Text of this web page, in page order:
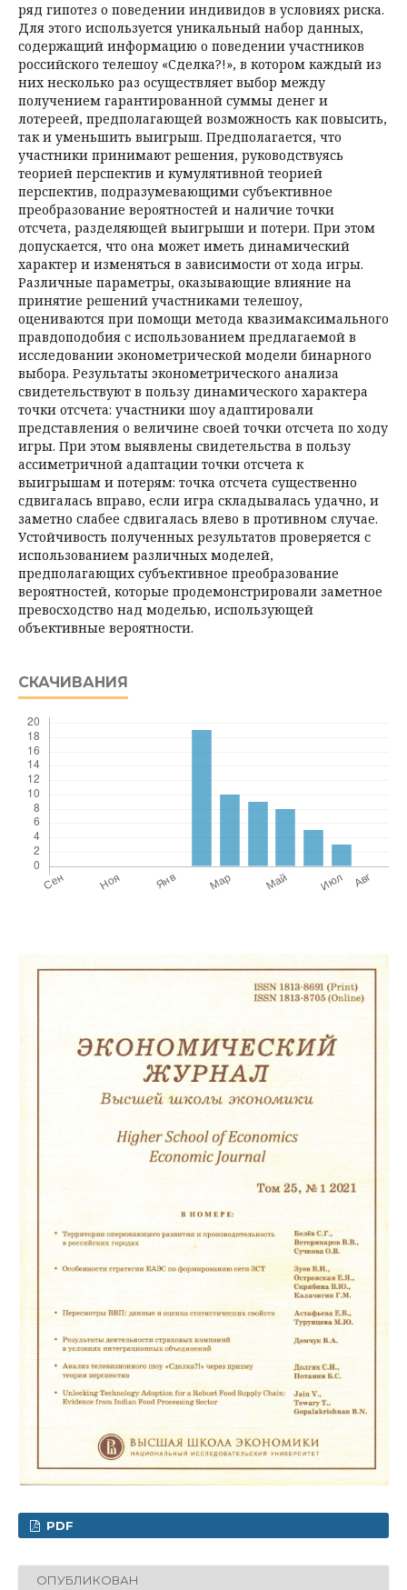
ряд гипотез о поведении индивидов в условиях риска.
Для этого используется уникальный набор данных,
содержащий информацию о поведении участников
российского телешоу «Сделка?!», в котором каждый из
них несколько раз осуществляет выбор между
получением гарантированной суммы денег и
лотереей, предполагающей возможность как повысить,
так и уменьшить выигрыш. Предполагается, что
участники принимают решения, руководствуясь
теорией перспектив и кумулятивной теорией
перспектив, подразумевающими субъективное
преобразование вероятностей и наличие точки
отсчета, разделяющей выигрыши и потери. При этом
допускается, что она может иметь динамический
характер и изменяться в зависимости от хода игры.
Различные параметры, оказывающие влияние на
принятие решений участниками телешоу,
оцениваются при помощи метода квазимаксимального
правдоподобия с использованием предлагаемой в
исследовании эконометрической модели бинарного
выбора. Результаты эконометрического анализа
свидетельствуют в пользу динамического характера
точки отсчета: участники шоу адаптировали
представления о величине своей точки отсчета по ходу
игры. При этом выявлены свидетельства в пользу
ассиметричной адаптации точки отсчета к
выигрышам и потерям: точка отсчета существенно
сдвигалась вправо, если игра складывалась удачно, и
заметно слабее сдвигалась влево в противном случае.
Устойчивость полученных результатов проверяется с
использованием различных моделей,
предполагающих субъективное преобразование
вероятностей, которые продемонстрировали заметное
превосходство над моделью, использующей
объективные вероятности.
СКАЧИВАНИЯ
PDF
ОПУБЛИКОВАН